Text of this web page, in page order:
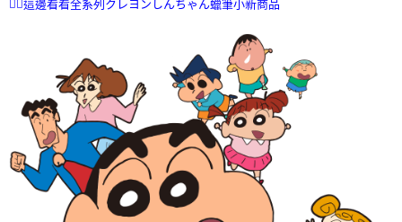
※ 請注意：結帳手續完成當下不需立刻繳費，但若您需要取消訂單，請聯絡
※ 交易是否成功請以「AFTEE先享後付 」之結帳頁面顯示為準，若有關於
是否繳費成功／繳費後需取消欲退款等相關疑問，請聯繫「AFTEE先享後付
客戶支援中心」https://netprotections.freshdesk.com/support/home
【注意事項】
１．透過由恩沛科技股份有限公司提供之「AFTEE先享後付」服務完成之交
易，需依本服務之必要範圍內提供個人資料，並將交易相關給付款項請求債
權轉讓予恩沛科技股份有限公司。
２．關於個人資料處理事宜，請瀏覽以下網址：
https://aftee.tw/terms/#terms3
7-11取貨付款
付款後7-11取貨
每筆NT$70，滿NT$899(含以上)免運費
宅配
每筆NT$80，滿NT$899(含以上)免運費
國家/地區配送
👉🏻這邊看看全系列クレヨンしんちゃん蠟筆小新商品